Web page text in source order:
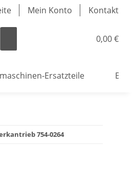
Mein Konto Kontakt
0,00 €
Ersatzteile
754-0264